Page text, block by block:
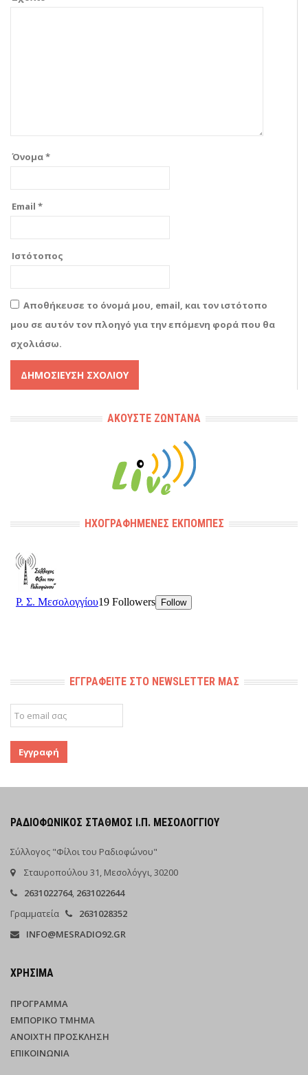
Όνομα*
Email *
Ιστότοπος
Αποθήκευσε το όνομά μου, email, και τον ιστότοπο
μου σε αυτόν τον πλοηγό για την επόμενη φορά που θα
σχολιάσω.
ΑΚΟΎΣΤΕ ΖΩΝΤΑΝΆ
ΗΧΟΓΡΑΦΗΜΈΝΕΣ ΕΚΠΟΜΠΈΣ
ΕΓΓΡΑΦΕΊΤΕ ΣΤΟ NEWSLETTER ΜΑΣ
ΡΑΔΙΟΦΩΝΙΚΌΣ ΣΤΑΘΜΌΣ Ι.Π. ΜΕΣΟΛΟΓΓΊΟΥ
Σύλλογος "Φίλοι του Ραδιοφώνου"
Σταυροπούλου 31, Μεσολόγγι, 30200
2631022764, 2631022644
Γραμματεία
2631028352
INFO@MESRADIO92.GR
ΧΡΉΣΙΜΑ
ΠΡΌΓΡΑΜΜΑ
ΕΜΠΟΡΙΚΌ ΤΜΉΜΑ
ΑΝΟΙΧΤΉ ΠΡΌΣΚΛΗΣΗ
ΕΠΙΚΟΙΝΩΝΊΑ